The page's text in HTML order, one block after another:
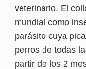
veterinario. El
mundial como
parásito cuya
perros de todas
partir de los 2